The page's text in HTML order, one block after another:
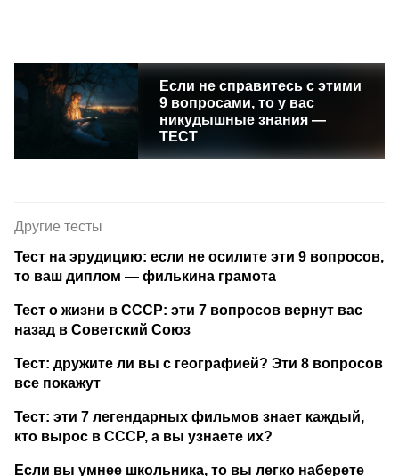
Если не справитесь с этими
9 вопросами, то у вас
никудышные знания —
ТЕСТ
Другие тесты
Тест на эрудицию: если не осилите эти 9 вопросов,
то ваш диплом — филькина грамота
Тест о жизни в СССР: эти 7 вопросов вернут вас
назад в Советский Союз
Тест: дружите ли вы с географией? Эти 8 вопросов
все покажут
Тест: эти 7 легендарных фильмов знает каждый,
кто вырос в СССР, а вы узнаете их?
Если вы умнее школьника, то вы легко наберете